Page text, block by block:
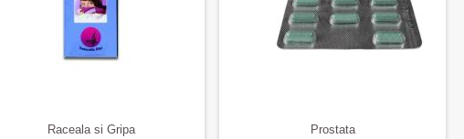
Raceala si Gripa Prostata